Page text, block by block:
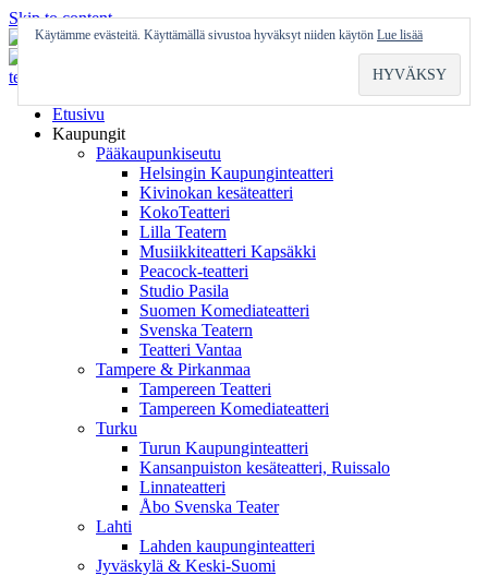
Skip to content
Etusivu
Kaupungit
Pääkaupunkiseutu
Helsingin Kaupunginteatteri
Kivinokan kesäteatteri
KokoTeatteri
Lilla Teatern
Musiikkiteatteri Kapsäkki
Peacock-teatteri
Studio Pasila
Suomen Komediateatteri
Svenska Teatern
Teatteri Vantaa
Tampere & Pirkanmaa
Tampereen Teatteri
Tampereen Komediateatteri
Turku
Turun Kaupunginteatteri
Kansanpuiston kesäteatteri, Ruissalo
Linnateatteri
Åbo Svenska Teater
Lahti
Lahden kaupunginteatteri
Jyväskylä & Keski-Suomi
Käytämme evästeitä. Käyttämällä sivustoa hyväksyt niiden käytön Lue lisää